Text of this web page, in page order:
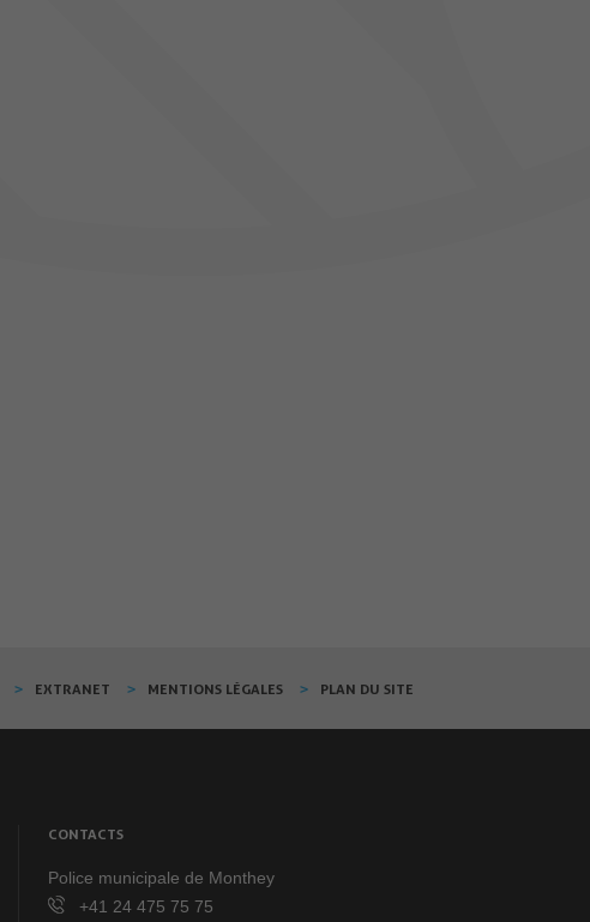
EXTRANET MENTIONS LÉGALES PLAN DU SITE
CONTACTS
Police municipale de Monthey
+41 24 475 75 75